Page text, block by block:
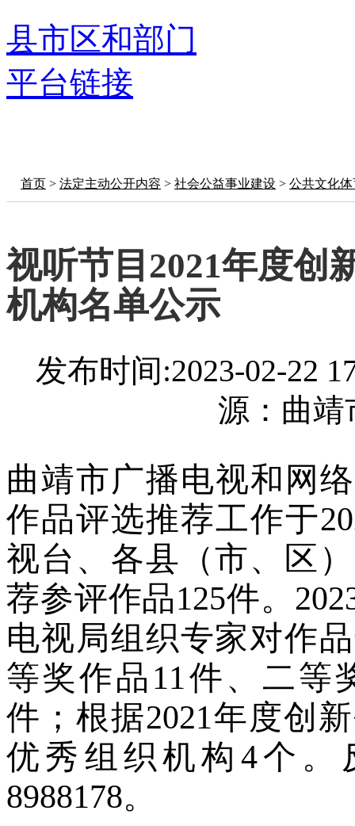
县市区和部门
平台链接
首页 > 法定主动公开内容 > 社会公益事业建设 > 公共文化体
视听节目2021年度创
机构名单公示
发布时间:2023-02-
源：曲
曲靖市广播电视和网
作品评选推荐工作于
视台、各县（市、区
荐参评作品125件。
电视局组织专家对作
等奖作品11件、二等
件；根据2021年度创
优秀组织机构4个。
8988178。